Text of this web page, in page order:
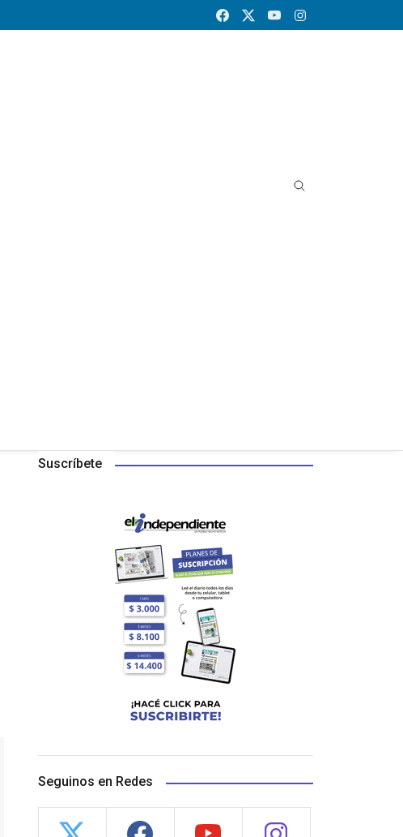
Suscríbete
Seguinos en Redes